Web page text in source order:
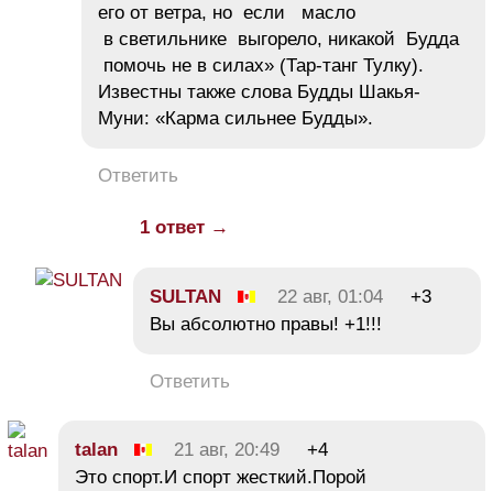
его от ветра, но если масло
в светильнике выгорело, никакой Будда
помочь не в силах» (Тар-танг Тулку).
Известны также слова Будды Шакья-
Муни: «Карма сильнее Будды».
Ответить
1 ответ →
SULTAN 22 авг, 01:04
+3
Вы абсолютно правы! +1!!!
Ответить
talan 21 авг, 20:49
+4
Это спорт.И спорт жесткий.Порой